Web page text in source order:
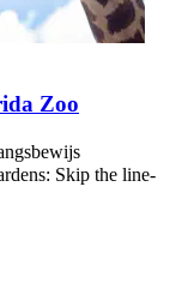
Zoo
Skip the line-